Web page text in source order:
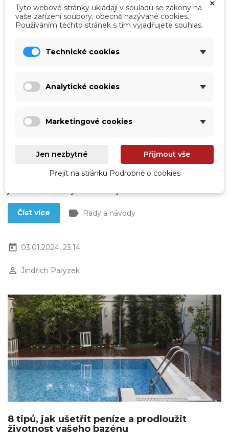
Jak poznat, že bazén netěsní? Pomůže
Koupací sezóna je v plném proudu, vše je sluncem
zalité, vám ale radost z plavání kazí zjištění, že hladina
vody v bazénu neobvykle klesá. A tak dopouštíte a
dopouštíte a lámete si hlavu nad příčinou. Uniká snad
jednoduché testy vám to objasní.
Číst více label Rady a návody
today 03.01.2024, 23:14
perm_identity Jindřich Parýzek
8 tipů, jak ušetřit peníze a prodloužit
životnost vašeho bazénu
Tyto webové stránky ukládají v souladu se zákony na
vaše zařízení soubory, obecně nazývané cookies.
Používáním těchto stránek s tím vyjadřujete souhlas.
Technické cookies
Analytické cookies
Marketingové cookies
Jen nezbytné Přijmout vše
Přejít na stránku Podrobně o cookies